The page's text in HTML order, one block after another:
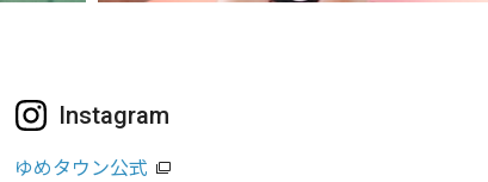
Instagram
ゆめタウン公式